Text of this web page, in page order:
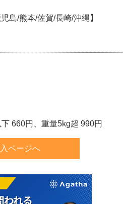
島/熊本/佐賀/長崎/沖縄】
660円、重量5kg超 990円
ページへ